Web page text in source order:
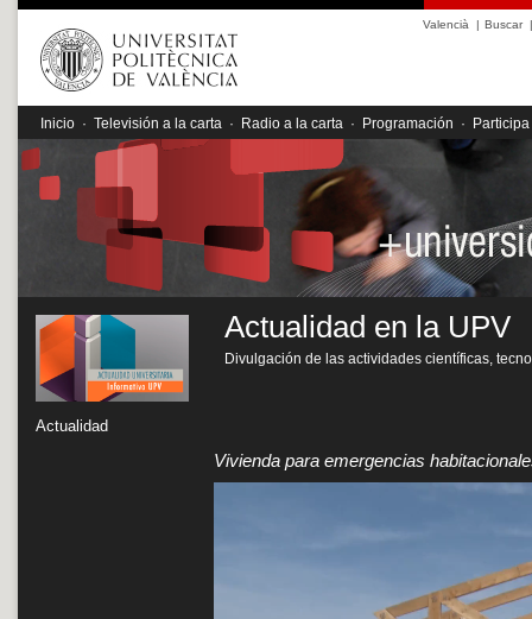
Valencià | Buscar|
Inicio · Televisión a la carta · Radio a la carta · Programación · Participa
Actualidad
Actualidad en la UPV
Divulgación de las actividades científicas,
Vivienda para emergencias